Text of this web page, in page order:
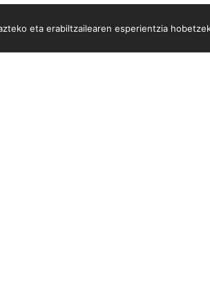
eta erabiltzailearen esperientzia